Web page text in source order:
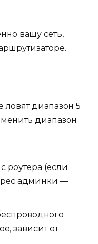
вашу сеть,
ловят диапазон 5
диапазон
роутера (если
админки —
зависит от